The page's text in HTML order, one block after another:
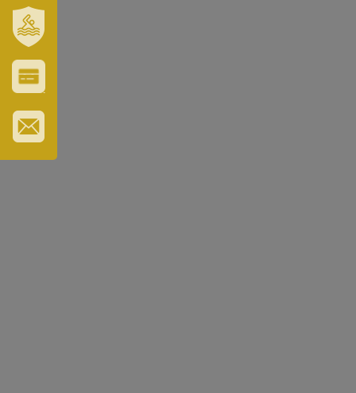
ÉS
TÉRSÉGÜNK
ERZSÉBET
GYÓGYFÜRDŐ
ÉS
TURISZTIKAI
KÁRTYA